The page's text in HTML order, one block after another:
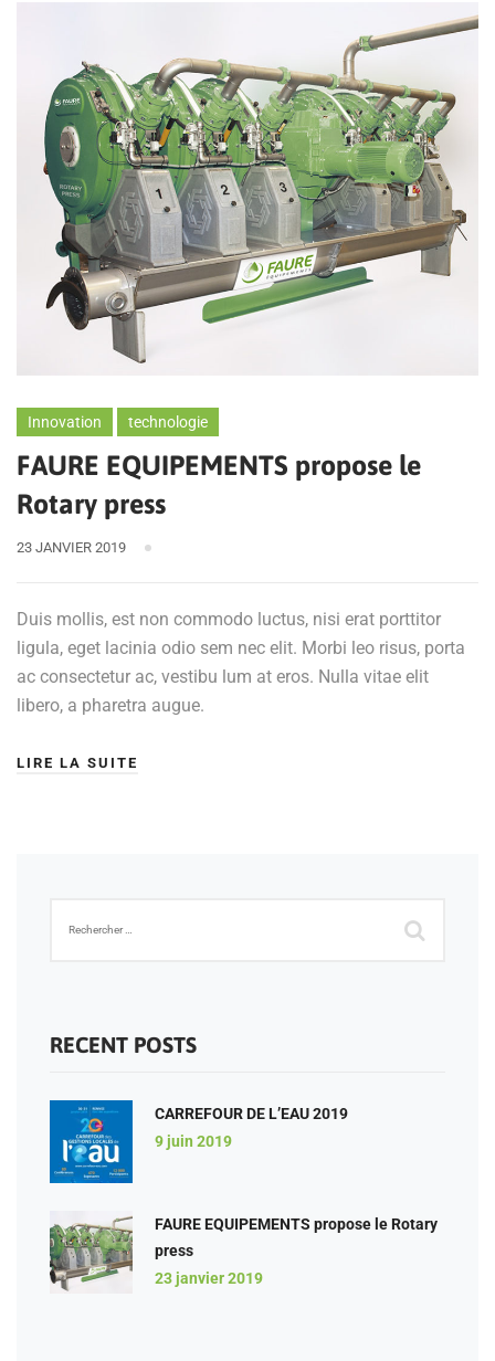
Innovation technologie
FAURE EQUIPEMENTS propose le
Rotary press
23 JANVIER 2019
Duis mollis, est non commodo luctus, nisi erat porttitor
ligula, eget lacinia odio sem nec elit. Morbi leo risus, porta
ac consectetur ac, vestibu lum at eros. Nulla vitae elit
libero, a pharetra augue.
LIRE LA SUITE
RECENT POSTS
CARREFOUR DE L’EAU 2019
9 juin 2019
FAURE EQUIPEMENTS propose le Rotary
press
23 janvier 2019